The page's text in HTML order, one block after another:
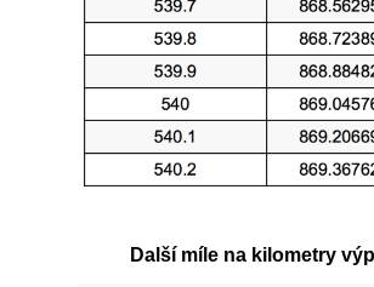
Další míle na kilometry